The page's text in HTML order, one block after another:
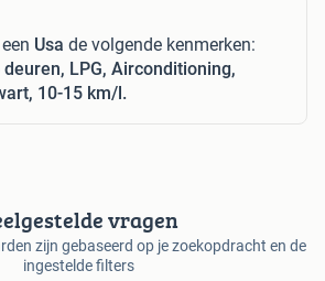
Usa de volgende kenmerken:
LPG, Airconditioning,
10-15 km/l.
vragen
zijn gebaseerd op je zoekopdracht en de
ingestelde filters